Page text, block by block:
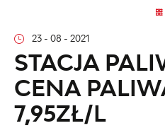
23 - 08 - 2021
STACJA
CENA
7,95ZŁ/L